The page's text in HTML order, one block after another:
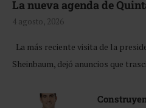
La nueva agenda de
4 agosto, 2026
La más reciente visita de la
Sheinbaum, dejó anuncios que